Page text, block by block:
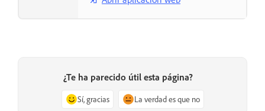
¿Te ha parecido útil esta página?
Sí, gracias La verdad es que no